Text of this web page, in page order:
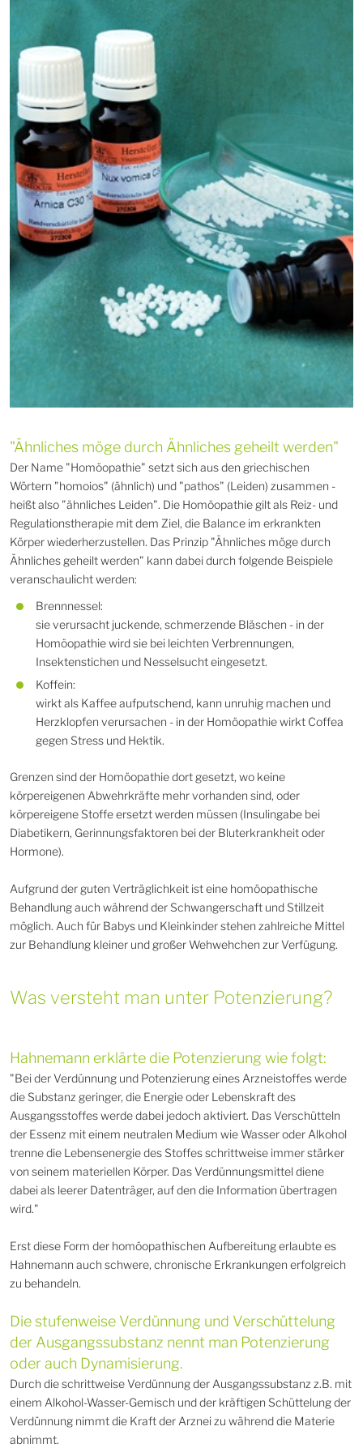
"Ähnliches möge durch Ähnliches geheilt werden"
Der Name "Homöopathie" setzt sich aus den griechischen
Wörtern "homoios" (ähnlich) und "pathos" (Leiden) zusammen -
heißt also "ähnliches Leiden". Die Homöopathie gilt als Reiz- und
Regulationstherapie mit dem Ziel, die Balance im erkrankten
Körper wiederherzustellen. Das Prinzip "Ähnliches möge durch
Ähnliches geheilt werden" kann dabei durch folgende Beispiele
veranschaulicht werden:
Brennnessel:
sie verursacht juckende, schmerzende Bläschen - in der
Homöopathie wird sie bei leichten Verbrennungen,
Insektenstichen und Nesselsucht eingesetzt.
Koffein:
wirkt als Kaffee aufputschend, kann unruhig machen und
Herzklopfen verursachen - in der Homöopathie wirkt Coffea
gegen Stress und Hektik.
Grenzen sind der Homöopathie dort gesetzt, wo keine
körpereigenen Abwehrkräfte mehr vorhanden sind, oder
körpereigene Stoffe ersetzt werden müssen (Insulingabe bei
Diabetikern, Gerinnungsfaktoren bei der Bluterkrankheit oder
Hormone).
Aufgrund der guten Verträglichkeit ist eine homöopathische
Behandlung auch während der Schwangerschaft und Stillzeit
möglich. Auch für Babys und Kleinkinder stehen zahlreiche Mittel
zur Behandlung kleiner und großer Wehwehchen zur Verfügung.
Was versteht man unter Potenzierung?
Hahnemann erklärte die Potenzierung wie folgt:
"Bei der Verdünnung und Potenzierung eines Arzneistoffes werde
die Substanz geringer, die Energie oder Lebenskraft des
Ausgangsstoffes werde dabei jedoch aktiviert. Das Verschütteln
der Essenz mit einem neutralen Medium wie Wasser oder Alkohol
trenne die Lebensenergie des Stoffes schrittweise immer stärker
von seinem materiellen Körper. Das Verdünnungsmittel diene
dabei als leerer Datenträger, auf den die Information übertragen
wird."
Erst diese Form der homöopathischen Aufbereitung erlaubte es
Hahnemann auch schwere, chronische Erkrankungen erfolgreich
zu behandeln.
Die stufenweise Verdünnung und Verschüttelung
der Ausgangssubstanz nennt man Potenzierung
oder auch Dynamisierung.
Durch die schrittweise Verdünnung der Ausgangssubstanz z.B. mit
einem Alkohol-Wasser-Gemisch und der kräftigen Schüttelung der
Verdünnung nimmt die Kraft der Arznei zu während die Materie
abnimmt.